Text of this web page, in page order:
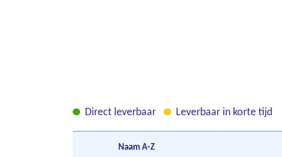
Direct leverbaar Leverbaar in korte tijd
NaamA-Z